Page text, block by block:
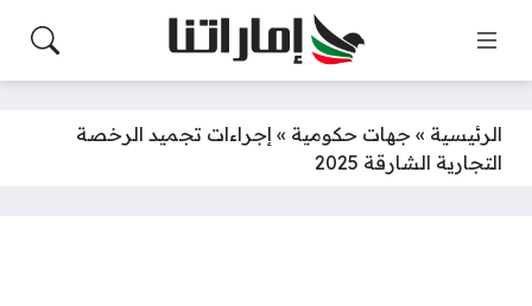
الرئيسية » جهات حكومية » إجراءات تجميد الرخصة
التجارية الشارقة 2025